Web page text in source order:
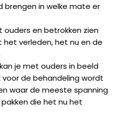
brengen in welke mate er
ouders en betrokken zien
verleden, het nu en de
je met ouders in beeld
de behandeling wordt
waar de meeste spanning
die het nu het